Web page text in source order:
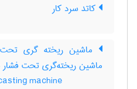
کاتد سرد کار
ماشین ریخته گری
ماشین ریخته‌گری تحت
machine